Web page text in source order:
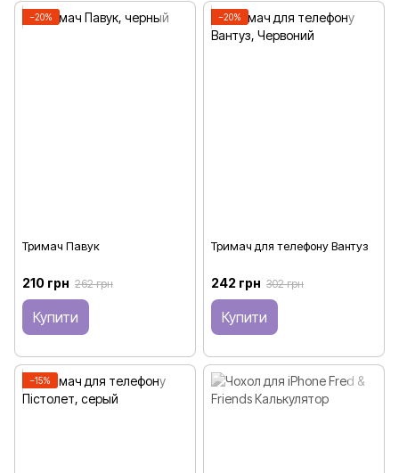
−20%
Тримач Павук
210 грн 262 грн
Купити
−20%
Тримач для телефону Вантуз
242 грн 302 грн
Купити
−15%